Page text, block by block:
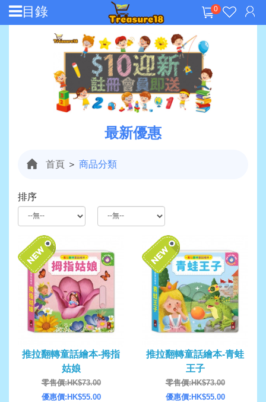
0
目錄
最新優惠
首頁 ＞ 商品分類
排序
推拉翻轉童話繪本-拇指
姑娘
零售價:HK$73.00
優惠價:HK$55.00
推拉翻轉童話繪本-青蛙
王子
零售價:HK$73.00
優惠價:HK$55.00